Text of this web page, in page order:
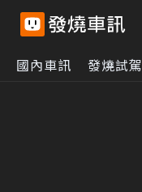
國內車訊 發燒試駕